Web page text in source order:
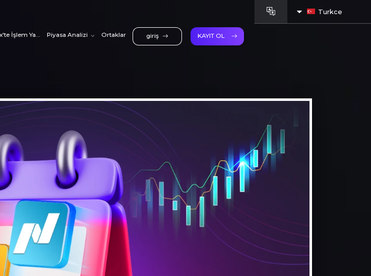
Forex'te İşlem Yapmayı Öğrenin Piyasa Analizi Ortaklar giriş KAYIT OL
Turkce